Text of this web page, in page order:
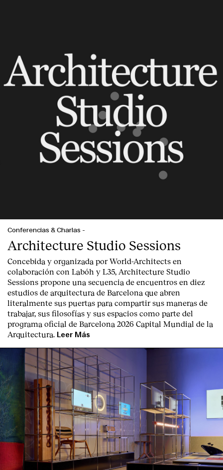
Conferencias & Charlas -
Architecture Studio Sessions
Concebida y organizada por World-Architects en
colaboración con Labóh y L35, Architecture Studio
Sessions propone una secuencia de encuentros en diez
estudios de arquitectura de Barcelona que abren
literalmente sus puertas para compartir sus maneras de
trabajar, sus filosofías y sus espacios como parte del
programa oficial de Barcelona 2026 Capital Mundial de la
Arquitectura. Leer Más